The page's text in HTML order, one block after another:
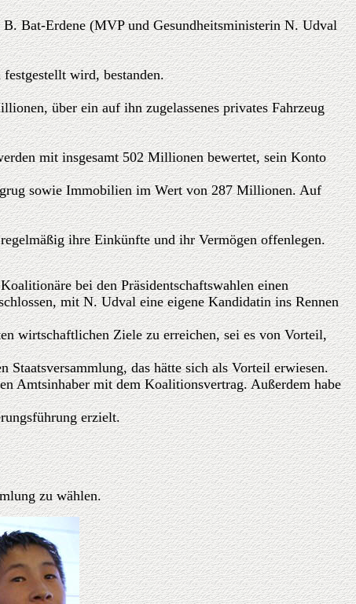
Bat-Erdene (MVP und Gesundheitsministerin N. Udval
wird, bestanden.
über ein auf ihn zugelassenes privates Fahrzeug
mit insgesamt 502 Millionen bewertet, sein Konto
sowie Immobilien im Wert von 287 Millionen. Auf
ihre Einkünfte und ihr Vermögen offenlegen.
bei den Präsidentschaftswahlen einen
mit N. Udval eine eigene Kandidatin ins Rennen
wirtschaftlichen Ziele zu erreichen, sei es von Vorteil,
Staatsversammlung, das hätte sich als Vorteil erwiesen.
Amtsinhaber mit dem Koalitionsvertrag. Außerdem habe
erzielt.
zu wählen.